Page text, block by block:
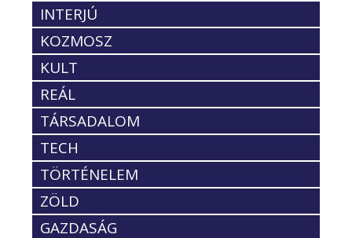
INTERJÚ
KOZMOSZ
KULT
REÁL
TÁRSADALOM
TECH
TÖRTÉNELEM
ZÖLD
GAZDASÁG